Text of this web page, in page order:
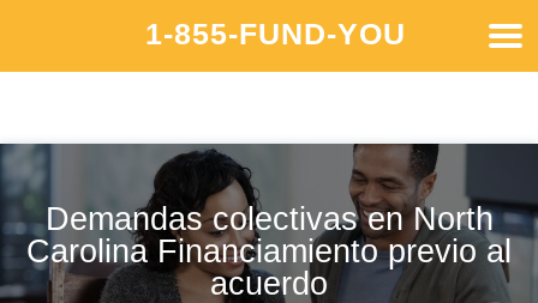
1-855-FUND-YOU
Demandas colectivas en North
Carolina Financiamiento previo al
acuerdo